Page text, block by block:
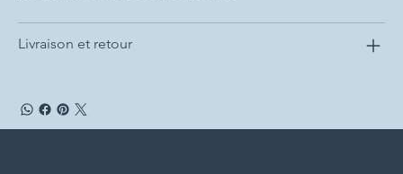
Livraison et retour